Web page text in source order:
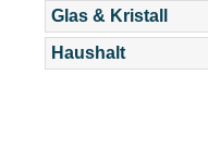
Glas & Kristall
Haushalt